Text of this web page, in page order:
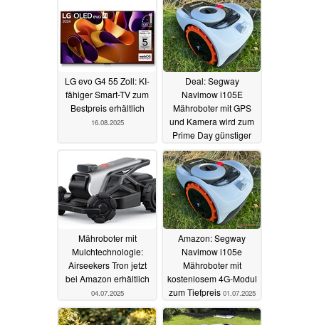
LG evo G4 55 Zoll: KI-
fähiger Smart-TV zum
Bestpreis erhältlich
16.08.2025
Deal: Segway
Navimow i105E
Mähroboter mit GPS
und Kamera wird zum
Prime Day günstiger
denn je angeboten
08.07.2025
Mähroboter mit
Mulchtechnologie:
Airseekers Tron jetzt
bei Amazon erhältlich
04.07.2025
Amazon: Segway
Navimow i105e
Mähroboter mit
kostenlosem 4G-Modul
zum Tiefpreis 01.07.2025